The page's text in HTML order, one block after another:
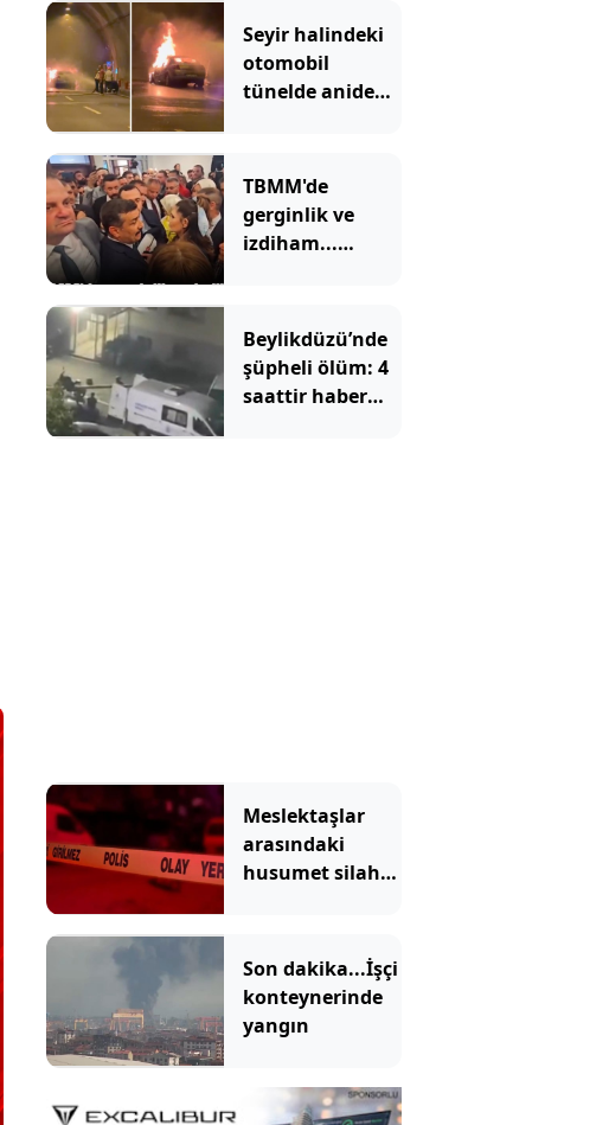
katıldılar
Seyir halindeki
otomobil
tünelde aniden
ulaşıma
kapandı
TBMM'de
gerginlik ve
izdiham...
Beylikdüzü’nde
şüpheli ölüm: 4
saattir haber
Meslektaşlar
arasındaki
husumet silahlı
Son dakika...İşçi
konteynerinde
yangın